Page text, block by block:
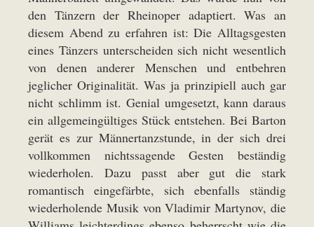
den Tänzern der Rheinoper adaptiert. Was an
diesem Abend zu erfahren ist: Die Alltagsgesten
eines Tänzers unterscheiden sich nicht wesentlich
von denen anderer Menschen und entbehren
jeglicher Originalität. Was ja prinzipiell auch gar
nicht schlimm ist. Genial umgesetzt, kann daraus
ein allgemeingültiges Stück entstehen. Bei Barton
gerät es zur Männertanzstunde, in der sich drei
vollkommen nichtssagende Gesten beständig
wiederholen. Dazu passt aber gut die stark
romantisch eingefärbte, sich ebenfalls ständig
wiederholende Musik von Vladimir Martynov, die